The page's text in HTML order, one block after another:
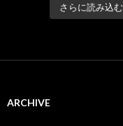
さらに読み込む
ARCHIVE